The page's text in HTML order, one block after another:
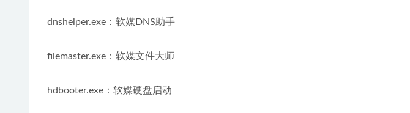
dnshelper.exe：软媒DNS助手
filemaster.exe：软媒文件大师
hdbooter.exe：软媒硬盘启动